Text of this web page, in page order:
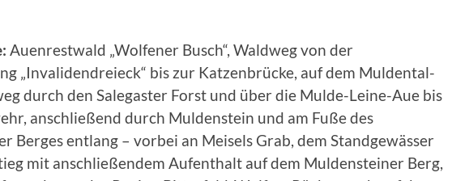
Auenrestwald „Wolfener Busch“, Waldweg von der
„Invalidendreieck“ bis zur Katzenbrücke, auf dem Muldental-
durch den Salegaster Forst und über die Mulde-Leine-Aue bis
anschließend durch Muldenstein und am Fuße des
Berges entlang – vorbei an Meisels Grab, dem Standgewässer
mit anschließendem Aufenthalt auf dem Muldensteiner Berg,